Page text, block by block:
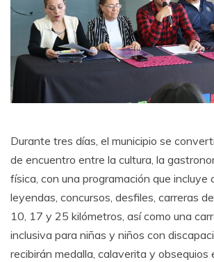
Durante tres días, el municipio se
de encuentro entre la cultura, la
física, con una programación que incluye
leyendas, concursos, desfiles, carreras
10, 17 y 25 kilómetros, así como una
inclusiva para niñas y niños con
recibirán medalla, calaverita y obsequios